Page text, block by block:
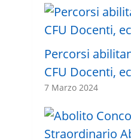
Percorsi
CFU Docenti,
7 Marzo 2024